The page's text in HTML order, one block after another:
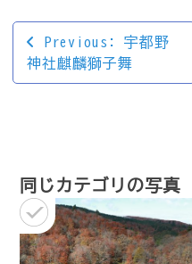
ー
シ
Previous:
宇都野
神社麒麟獅子舞
同じカテゴリの写真